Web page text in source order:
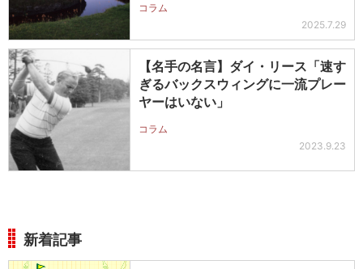
コラム
2025.7.29
【名手の名言】ダイ・リース「速す
ぎるバックスウィングに一流プレー
ヤーはいない」
コラム
2023.9.23
新着記事